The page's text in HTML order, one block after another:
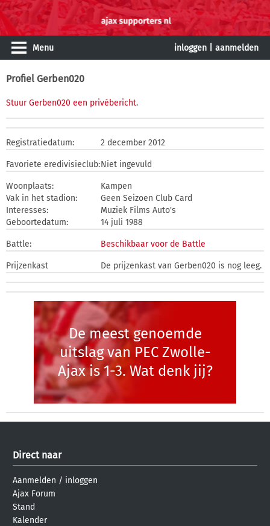
Menu inloggen aanmelden
Profiel Gerben020
Stuur Gerben020 een privébericht.
Registratiedatum: 2 december 2012
Favoriete eredivisieclub:Niet ingevuld
Woonplaats:
Kampen
Vak in het stadion:
Geen Seizoen Club Card
Interesses:
Muziek Films Auto's
Geboortedatum:
14 juli 1988
Battle: Beschikbaar voor de Battle
Prijzenkast De prijzenkast van Gerben020 is nog leeg.
De meest genoemde
uitslag van PEC Zwolle-
Ajax is 1-3. Wat denk jij?
Direct naar
Aanmelden / inloggen
Ajax Forum
Stand
Kalender